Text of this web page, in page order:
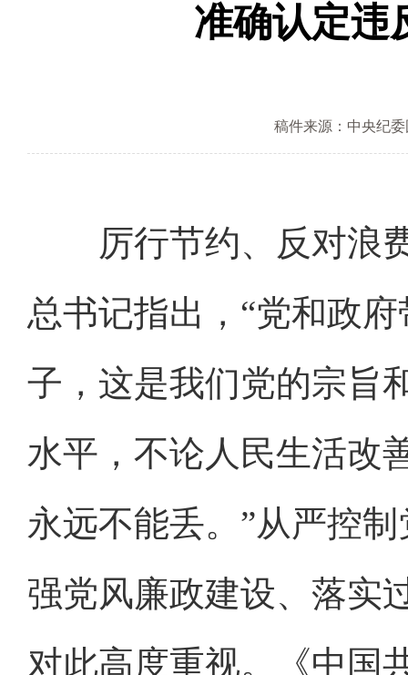
准确认定违
稿件来源：中央纪
厉行节约、反对浪
总书记指出，“党和政
子，这是我们党的宗旨
水平，不论人民生活改
永远不能丢。”从严控
强党风廉政建设、落实
对此高度重视。《中国